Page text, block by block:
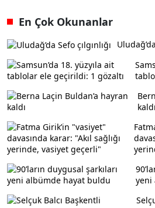
En Çok Okunanlar
kaldı
yeni